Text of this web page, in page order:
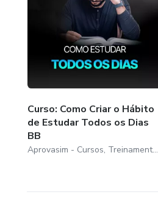
Curso: Como Criar o Hábito
de Estudar Todos os Dias
BB
Aprovasim - Cursos, Treinamentos e Coaching Eireli